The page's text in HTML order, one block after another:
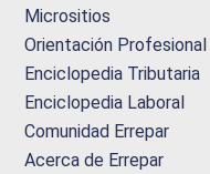
Micrositios
Orientación Profesional
Enciclopedia Tributaria
Enciclopedia Laboral
Comunidad Errepar
Acerca de Errepar